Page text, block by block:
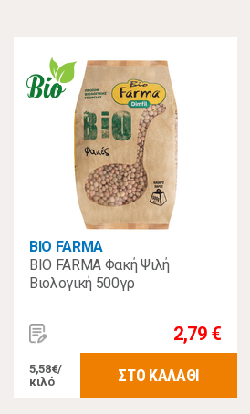
BIO FARMA
BIO FARMA Φακή Ψιλή
Βιολογική 500γρ
2,79 €
5,58€/
κιλό
ΣΤΟ ΚΑΛΑΘΙ